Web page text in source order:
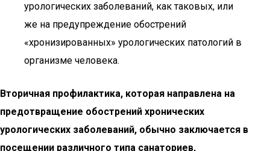
урологических заболеваний, как таковых, или
же на предупреждение обострений
«хронизированных» урологических патологий в
организме человека.
Вторичная профилактика, которая направлена на
предотвращение обострений хронических
урологических заболеваний, обычно заключается в
посещении различного типа санаториев,